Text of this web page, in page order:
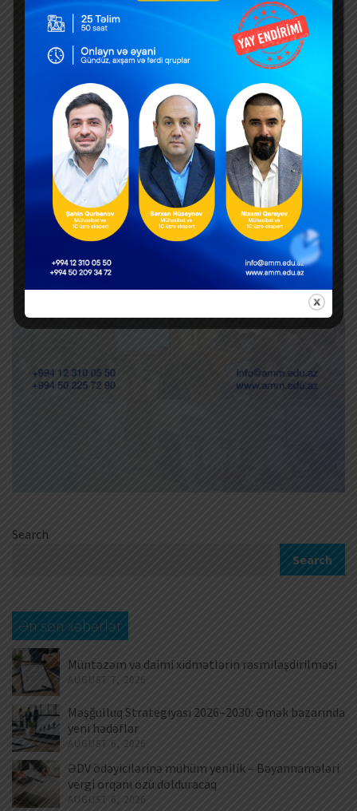
Search
Search
Ən son xəbərlər
Müntəzəm və daimi xidmətlərin rəsmiləşdirilməsi
AUGUST 7, 2026
Məşğulluq Strategiyası 2026–2030: Əmək bazarında
yeni hədəflər
AUGUST 6, 2026
ƏDV ödəyicilərinə mühüm yenilik – Bəyannamələri
vergi orqanı özü dolduracaq
AUGUST 6, 2026